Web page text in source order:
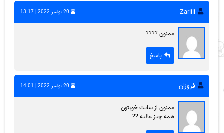
Zariiii 20 نوامبر 2022 | 13:17
ممنون ????
پاسخ
فروزان 20 نوامبر 2022 | 14:01
ممنون از سایت خوبتون
همه چیز عالیه ??